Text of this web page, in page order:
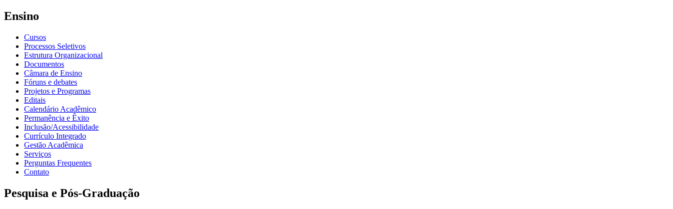
Ensino
Cursos
Processos Seletivos
Estrutura Organizacional
Documentos
Câmara de Ensino
Fóruns e debates
Projetos e Programas
Editais
Calendário Acadêmico
Permanência e Êxito
Inclusão/Acessibilidade
Currículo Integrado
Gestão Acadêmica
Serviços
Perguntas Frequentes
Contato
Pesquisa e Pós-Graduação